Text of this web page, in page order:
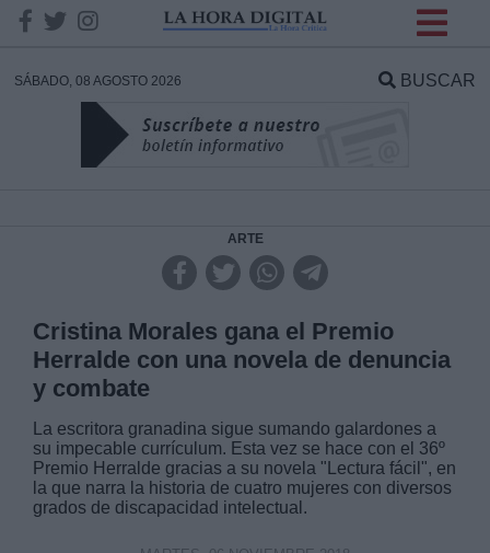
SÁBADO, 08 AGOSTO 2026 BUSCAR
ARTE
Cristina Morales gana el Premio
Herralde con una novela de denuncia
y combate
La escritora granadina sigue sumando galardones a
su impecable currículum. Esta vez se hace con el 36º
Premio Herralde gracias a su novela "Lectura fácil", en
la que narra la historia de cuatro mujeres con diversos
grados de discapacidad intelectual.
DATOS
Responsable:
Legitimación:
Destinatarios: